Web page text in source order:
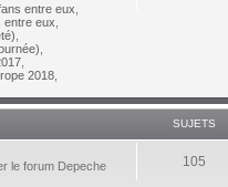
entre eux
entre eux
2018
SUJETS
le forum Depeche
105